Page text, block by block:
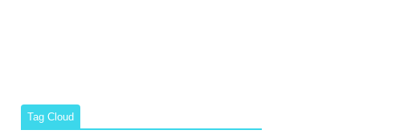
Tag Cloud